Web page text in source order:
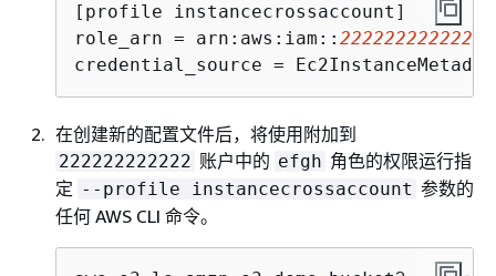
[profile instancecrossaccount]
role_arn = arn:aws:iam:: 222222222222
credential_source =
在创建新的配置文件后，将使用附加到
222222222222 账户中的 efgh 角色的权限运行指
定 --profile instancecrossaccount 参数的
任何 AWS CLI 命令。